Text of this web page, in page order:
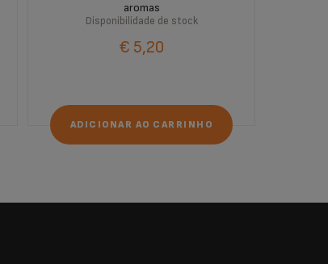
aromas
Disponibilidade de stock
€ 5,20
ADICIONAR AO CARRINHO